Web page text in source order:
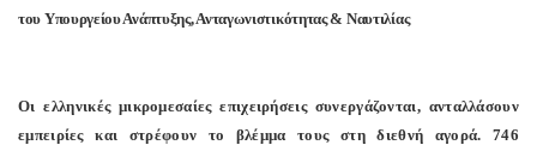
του Υπουργείου Ανάπτυξης, Ανταγωνιστικότητας & Ναυτιλίας
Οι ελληνικές μικρομεσαίες επιχειρήσεις συνεργάζονται, ανταλλάσουν
εμπειρίες και στρέφουν το βλέμμα τους στη διεθνή αγορά. 746